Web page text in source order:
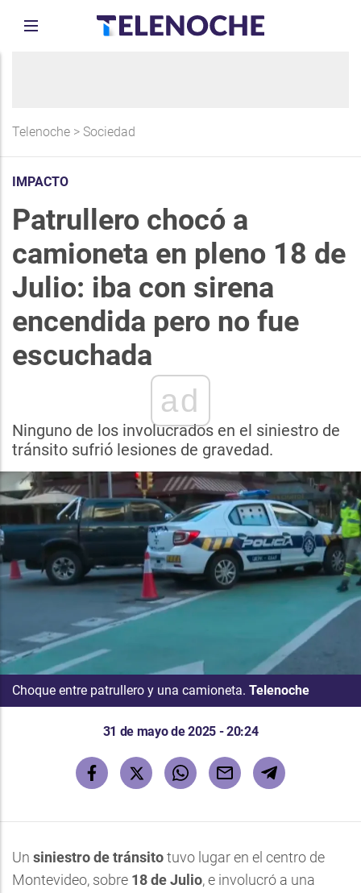
Telenoche > Sociedad
IMPACTO
Patrullero chocó a
camioneta en pleno 18 de
Julio: iba con sirena
encendida pero no fue
escuchada
ad
Ninguno de los involucrados en el siniestro de
tránsito sufrió lesiones de gravedad.
Choque entre patrullero y una camioneta. Telenoche
31 de mayo de 2025 - 20:24
Un siniestro de tránsitotuvo lugar en el centro de
Montevideo, sobre 18 de Julio, e involucró a una